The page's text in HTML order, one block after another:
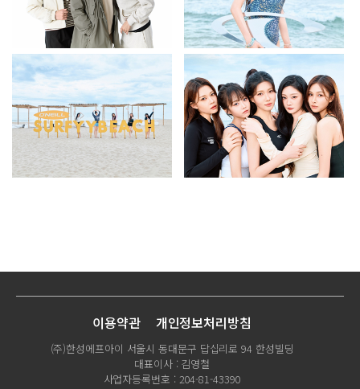
이용약관 개인정보처리방침
(주)한성에프아이 서울시 동대문구 답십리로 94 한성빌딩
대표이사 : 김영철
사업자등록번호 : 204-81-43390